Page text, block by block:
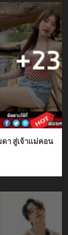
า สู่เจ้าแม่คอน